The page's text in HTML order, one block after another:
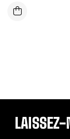
LAISSEZ-